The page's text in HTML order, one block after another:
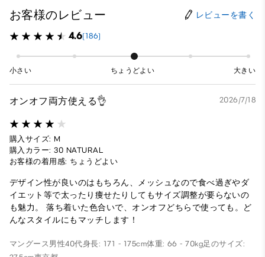
お客様のレビュー レビューを書く
4.6(186)
小さい ちょうどよい 大きい
オンオフ両方使える👌 2026/7/18
購入サイズ: M
購入カラー: 30 NATURAL
お客様の着用感: ちょうどよい
デザイン性が良いのはもちろん、メッシュなので食べ過ぎやダ
イエット等で太ったり痩せたりしてもサイズ調整が要らないの
も魅力。 落ち着いた色合いで、オンオフどちらで使っても。ど
んなスタイルにもマッチします！
マングース 男性40代身長: 171 - 175cm体重: 66 - 70kg足のサイズ: